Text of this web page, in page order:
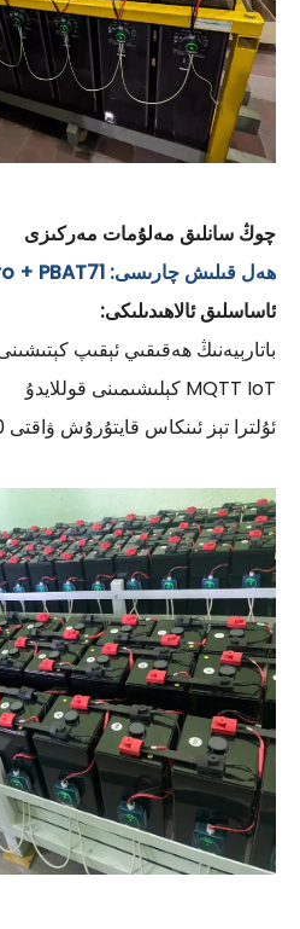
چوڭ سانلىق مەلۇمات مەركىزى
ھەل قىلىش چارىسى: PBMS9000Pro + PBAT71
ئاساسلىق ئالاھىدىلىكى:
باتارېيەنىڭ ھەقىقىي ئېقىپ
MQTT IoT كېلىشىمىنى قوللايدۇ
ئۇلترا تېز ئىنكاس قايتۇرۇش ۋاقتى 420 ھۈجەيرە